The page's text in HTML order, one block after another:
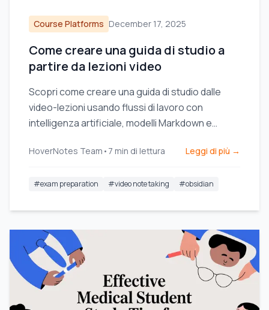
Course Platforms December 17, 2025
Come creare una guida di studio a
partire da lezioni video
Scopri come creare una guida di studio dalle
video-lezioni usando flussi di lavoro con
intelligenza artificiale, modelli Markdown e
memorizzazione e rendere lo studio più
HoverNotes Team • 7 min di lettura Leggi di più →
#exam preparation #video note taking #obsidian